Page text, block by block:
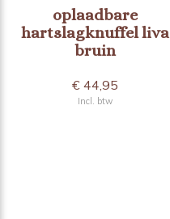
oplaadbare
hartslagknuffel liva
bruin
€ 44,95
Incl. btw